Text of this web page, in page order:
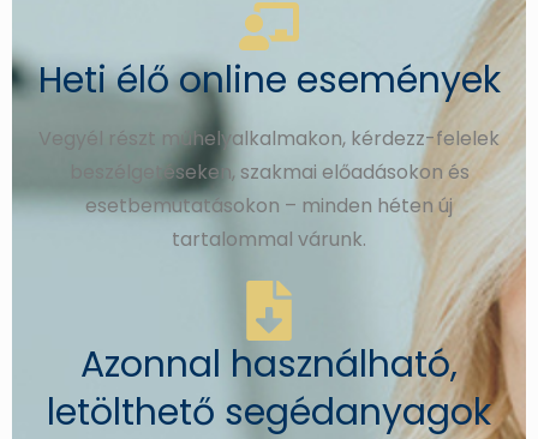
Heti élő online események
Vegyél részt műhelyalkalmakon, kérdezz-felelek
beszélgetéseken, szakmai előadásokon és
esetbemutatásokon – minden héten új
tartalommal várunk.
Azonnal használható,
letölthető segédanyagok